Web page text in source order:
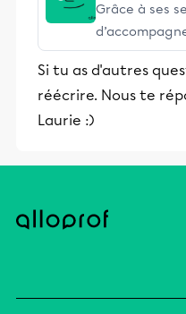
Grâce à ses
stimulants,
et leurs
éducative.
Si tu as d'autres
réécrire. Nous te
Laurie :)